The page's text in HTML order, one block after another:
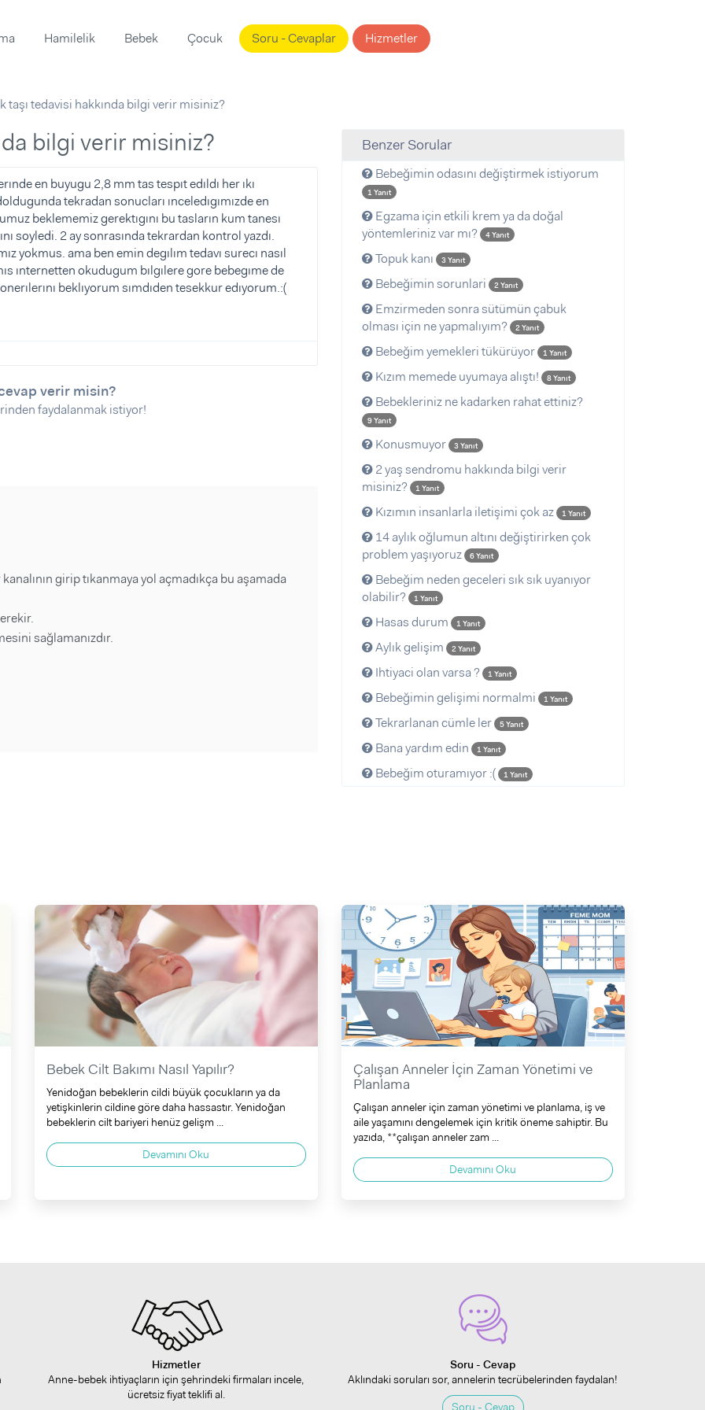
Hamilelik Bebek Çocuk Soru - Cevaplar Hizmetler
taşı tedavisi hakkında bilgi verir misiniz?
bilgi verir misiniz?
en buyugu 2,8 mm tas tespıt edıldı her ıkı
tekradan sonucları ınceledıgımızde en
beklememiz gerektıgını bu tasların kum tanesı
soyledi. 2 ay sonrasında tekrardan kontrol yazdı.
yokmus. ama ben emin degılım tedavı surecı nasıl
ınternetten okudugum bılgılere gore bebegıme de
beklıyorum sımdıden tesekkur edıyorum.:(
verir misin?
faydalanmak istiyor!
girip tıkanmaya yol açmadıkça bu aşamada
sağlamanızdır.
Benzer Sorular
Bebeğimin odasını değiştirmek istiyorum
1 Yanıt
Egzama için etkili krem ya da doğal
yöntemleriniz var mı?
4 Yanıt
Topuk kanı 3 Yanıt
Bebeğimin sorunlari 2 Yanıt
Emzirmeden sonra sütümün çabuk
olması için ne yapmalıyım?
2 Yanıt
Bebeğim yemekleri tükürüyor 1 Yanıt
Kızım memede uyumaya alıştı! 8 Yanıt
Bebekleriniz ne kadarken rahat ettiniz?
9 Yanıt
Konusmuyor 3 Yanıt
2 yaş sendromu hakkında bilgi verir
misiniz?
1 Yanıt
Kızımın insanlarla iletişimi çok az 1 Yanıt
14 aylık oğlumun altını değiştirirken çok
problem yaşıyoruz
6 Yanıt
Bebeğim neden geceleri sık sık uyanıyor
olabilir?
1 Yanıt
Hasas durum 1 Yanıt
Aylık gelişim 2 Yanıt
Ihtiyaci olan varsa ? 1 Yanıt
Bebeğimin gelişimi normalmi 1 Yanıt
Tekrarlanan cümle ler 5 Yanıt
Bana yardım edin 1 Yanıt
Bebeğim oturamıyor :( 1 Yanıt
Bebek Cilt Bakımı Nasıl Yapılır?
Yenidoğan bebeklerin cildi büyük çocukların ya da
yetişkinlerin cildine göre daha hassastır. Yenidoğan
bebeklerin cilt bariyeri henüz gelişm ...
Devamını Oku
Çalışan Anneler İçin Zaman Yönetimi ve
Planlama
Çalışan anneler için zaman yönetimi ve planlama, iş ve
aile yaşamını dengelemek için kritik öneme sahiptir. Bu
yazıda, **çalışan anneler zam ...
Devamını Oku
Hizmetler
Anne-bebek ihtiyaçların için şehrindeki firmaları incele,
ücretsiz fiyat teklifi al.
Soru - Cevap
Aklındaki soruları sor, annelerin tecrübelerinden faydalan!
Soru - Cevap